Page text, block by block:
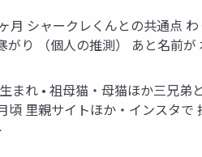
シャークレくんとの共通点
り （個人の推測） あと名前
まれ • 祖母猫・母猫ほか三兄
里親サイトほか・インスタ